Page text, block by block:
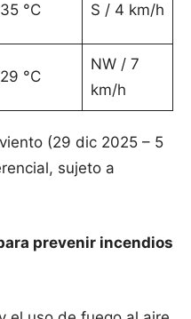
35 °C S / 4 km/h
29 °C
NW / 7
km/h
(29 dic 2025 – 5
sujeto a
prevenir incendios